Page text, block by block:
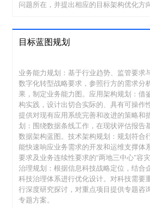
问题所在，并提出相应的目标架构优化方向
目标蓝图规划
业务能力规划：基于行业趋势、监管要求
数字化转型战略要求，参照行方的需求分
果，制定业务能力图。应用架构规划：借
构实践，设计出切合实际的、具有可操作
提供对现有应用系统完善和改进的策略和
划：围绕数据条线工作，在现状评估报告
数据架构蓝图。技术架构规划：规划符合
能快速响应业务需求的开发和运维支撑体
要求及业务连续性要求的“两地三中心”容
治理规划：根据信息科技战略定位，结合
科技治理体系进行优化设计。对科技需要
行深度研究探讨，对重点项目提供专题咨
专题方案。